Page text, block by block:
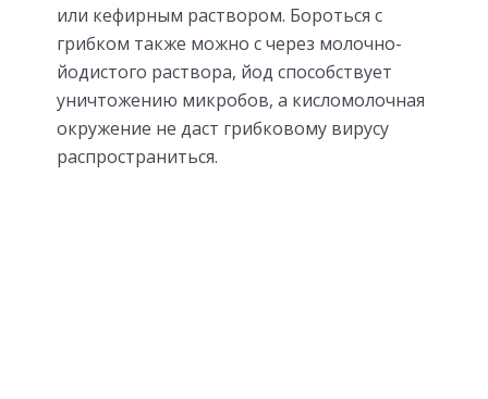
или кефирным раствором. Бороться с
грибком также можно с через молочно-
йодистого раствора, йод способствует
уничтожению микробов, а кисломолочная
окружение не даст грибковому вирусу
распространиться.